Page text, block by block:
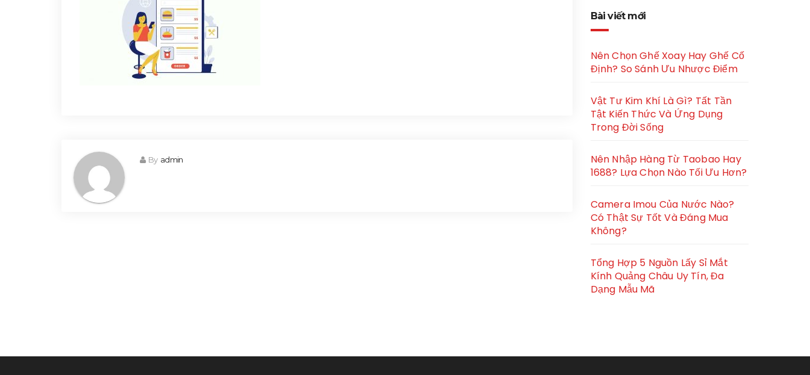
By admin
Bài viết mới
Nên Chọn Ghế Xoay Hay Ghế Cố
Định? So Sánh Ưu Nhược Điểm
Vật Tư Kim Khí Là Gì? Tất Tần
Tật Kiến Thức Và Ứng Dụng
Trong Đời Sống
Nên Nhập Hàng Từ Taobao Hay
1688? Lựa Chọn Nào Tối Ưu Hơn?
Camera Imou Của Nước Nào?
Có Thật Sự Tốt Và Đáng Mua
Không?
Tổng Hợp 5 Nguồn Lấy Sỉ Mắt
Kính Quảng Châu Uy Tín, Đa
Dạng Mẫu Mã